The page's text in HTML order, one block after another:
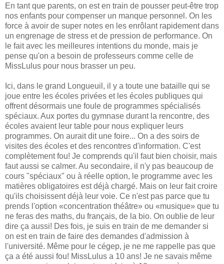
En tant que parents, on est en train de pousser peut-être trop
nos enfants pour compenser un manque personnel. On les
force à avoir de super notes en les enrôlant rapidement dans
un engrenage de stress et de pression de performance. On
le fait avec les meilleures intentions du monde, mais je
pense qu'on a besoin de professeurs comme celle de
MissLulus pour nous brasser un peu.
Ici, dans le grand Longueuil, il y a toute une bataille qui se
joue entre les écoles privées et les écoles publiques qui
offrent désormais une foule de programmes spécialisés
spéciaux. Aux portes du gymnase durant la rencontre, des
écoles avaient leur table pour nous expliquer leurs
programmes. On aurait dit une foire... On a des soirs de
visites des écoles et des rencontres d'information. C'est
complètement fou! Je comprends qu'il faut bien choisir, mais
faut aussi se calmer. Au secondaire, il n'y pas beaucoup de
cours "spéciaux" ou à réelle option, le programme avec les
matières obligatoires est déjà chargé. Mais on leur fait croire
qu'ils choisissent déjà leur voie. Ce n'est pas parce que tu
prends l'option «concentration théâtre» ou «musique» que tu
ne feras des maths, du français, de la bio. On oublie de leur
dire ça aussi! Des fois, je suis en train de me demander si
on est en train de faire des demandes d'admission à
l'université. Même pour le cégep, je ne me rappelle pas que
ça a été aussi fou! MissLulus a 10 ans! Je ne savais même